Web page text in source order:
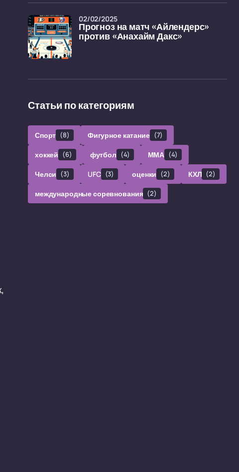
Прогноз на матч «Айлендерс»
против «Анахайм Дакс»
02/02/2025
Статьи по категориям
Спорт (8) Фигурное катание (7)
хоккей (6) футбол (4) ММА (4)
Челси (3) UFC (3) оценки (2) КХЛ (2)
международные соревнования (2)